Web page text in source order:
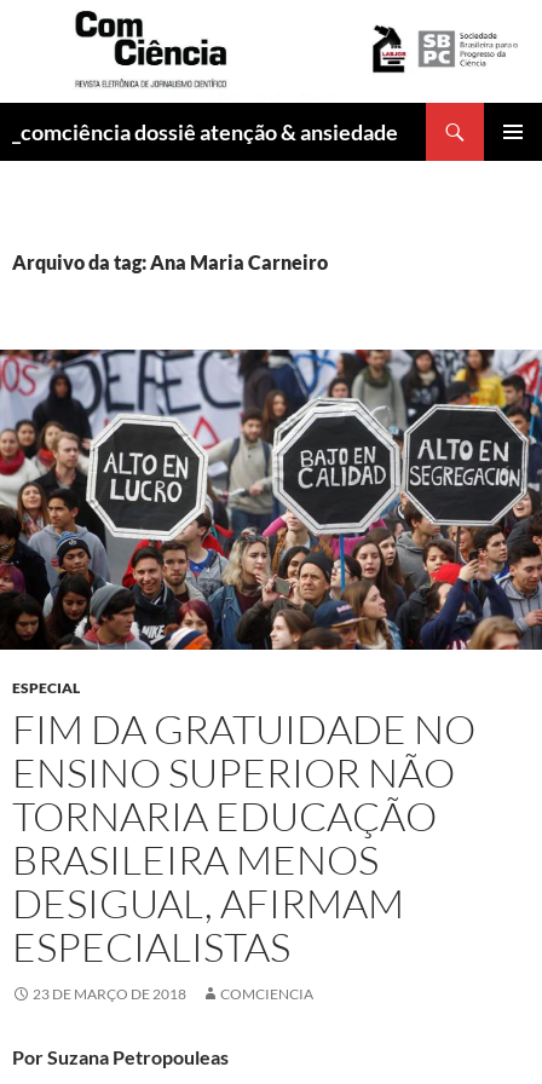
_comciência dossiê atenção & ansiedade
Arquivo da tag: Ana Maria Carneiro
ESPECIAL
FIM DA GRATUIDADE NO
ENSINO SUPERIOR NÃO
TORNARIA EDUCAÇÃO
BRASILEIRA MENOS
DESIGUAL, AFIRMAM
ESPECIALISTAS
23 DE MARÇO DE 2018 COMCIENCIA
Por Suzana Petropouleas